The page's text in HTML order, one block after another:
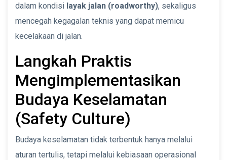
dalam kondisi layak jalan (roadworthy), sekaligus
mencegah kegagalan teknis yang dapat memicu
kecelakaan di jalan.
Langkah Praktis
Mengimplementasikan
Budaya Keselamatan
(Safety Culture)
Budaya keselamatan tidak terbentuk hanya melalui
aturan tertulis, tetapi melalui kebiasaan operasional